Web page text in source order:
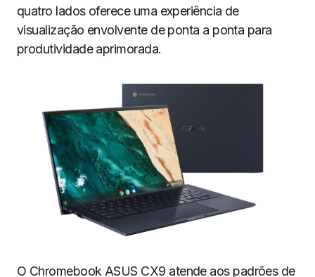
quatro lados oferece uma experiência de
visualização envolvente de ponta a ponta para
produtividade aprimorada.
O Chromebook ASUS CX9 atende aos padrões de